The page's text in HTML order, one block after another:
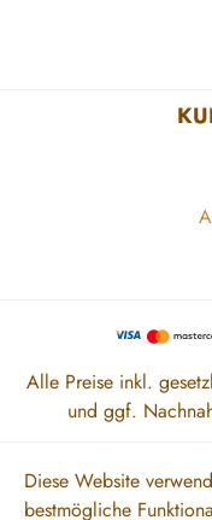
Alle Preise inkl.
und ggf.
Diese Website
bestmögliche